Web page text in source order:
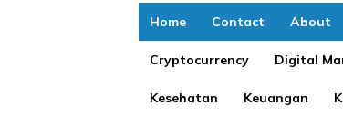
Home Contact About
Cryptocurrency Digital
Kesehatan Keuangan